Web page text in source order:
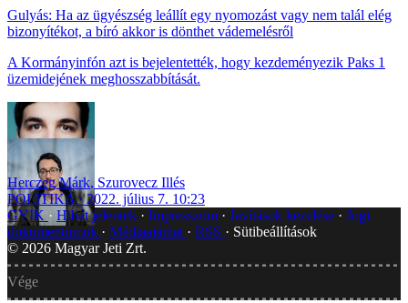
Gulyás: Ha az ügyészség leállít egy nyomozást vagy nem talál elég
bizonyítékot, a bíró akkor is dönthet vádemelésről
A Kormányinfón azt is bejelentették, hogy kezdeményezik Paks 1
üzemidejének meghosszabbítását.
Herczeg Márk, Szurovecz Illés
POLITIKA
2022. július 7. 10:23
GYIK
Hibát jelentek Impresszum Javítások kezelése
Jogi
dokumentumok
Médiaajánlat RSS
Sütibeállítások
© 2026 Magyar Jeti Zrt.
Vége